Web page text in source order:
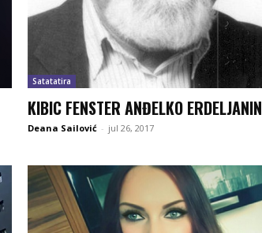
Satatatira
KIBIC FENSTER ANĐELKO ERDELJANIN
Deana Sailović - jul 26, 2017